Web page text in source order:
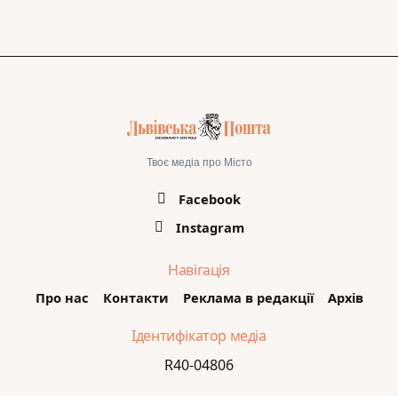
Твоє медіа про Місто
Facebook
Instagram
Навігація
Про нас Контакти Реклама в редакції Архів
Ідентифікатор медіа
R40-04806